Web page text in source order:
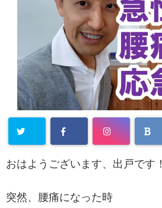
おはようございます、出戸です！
突然、腰痛になった時